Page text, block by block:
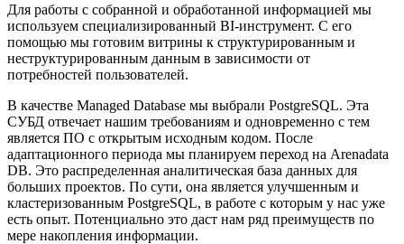
Для работы с собранной и обработанной информацией мы
используем специализированный BI-инструмент. С его
помощью мы готовим витрины к структурированным и
неструктурированным данным в зависимости от
потребностей пользователей.
В качестве Managed Database мы выбрали PostgreSQL. Эта
СУБД отвечает нашим требованиям и одновременно с тем
является ПО с открытым исходным кодом. После
адаптационного периода мы планируем переход на Arenadata
DB. Это распределенная аналитическая база данных для
больших проектов. По сути, она является улучшенным и
кластеризованным PostgreSQL, в работе с которым у нас уже
есть опыт. Потенциально это даст нам ряд преимуществ по
мере накопления информации.